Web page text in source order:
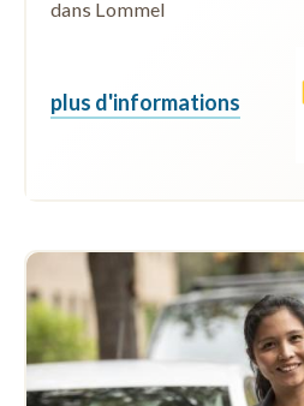
dans Lommel
plus d'informations